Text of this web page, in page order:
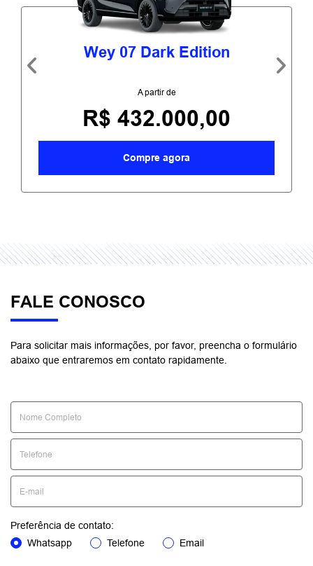
Wey 07 Dark Edition
A partir de
R$ 432.000,00
Compre agora
Anterior
FALE CONOSCO
Para solicitar mais informações, por favor, preencha o formulário
abaixo que entraremos em contato rapidamente.
Preferência de contato:
Whatsapp
Telefone Email